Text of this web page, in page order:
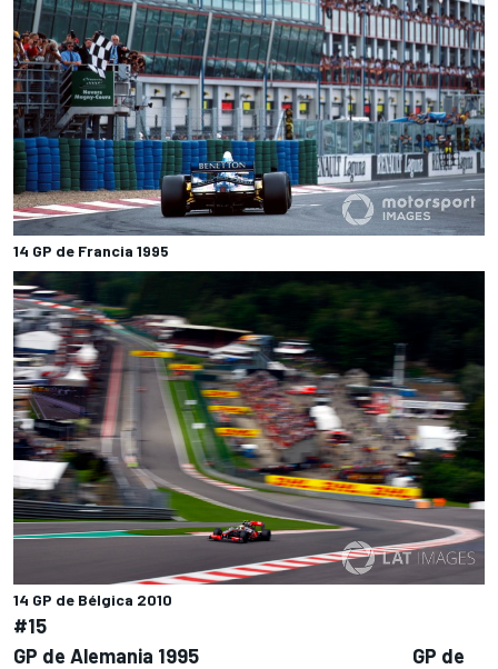
14 GP de Francia 1995
14 GP de Bélgica 2010
#15
GP de Alemania 1995 GP de